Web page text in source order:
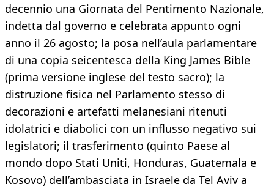
decennio una Giornata del Pentimento Nazionale,
indetta dal governo e celebrata appunto ogni
anno il 26 agosto; la posa nell’aula parlamentare
di una copia seicentesca della King James Bible
(prima versione inglese del testo sacro); la
distruzione fisica nel Parlamento stesso di
decorazioni e artefatti melanesiani ritenuti
idolatrici e diabolici con un influsso negativo sui
legislatori; il trasferimento (quinto Paese al
mondo dopo Stati Uniti, Honduras, Guatemala e
Kosovo) dell’ambasciata in Israele da Tel Aviv a